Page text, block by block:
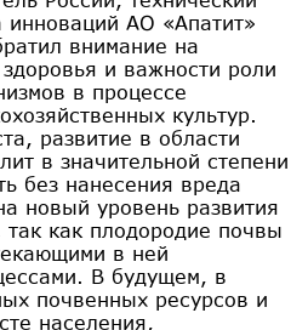
инноваций АО «Апатит»
внимание на
и важности роли
в процессе
культур.
развитие в области
в значительной степени
без нанесения вреда
новый уровень развития
так как плодородие почвы
в ней
В будущем, в
почвенных ресурсов и
населения,